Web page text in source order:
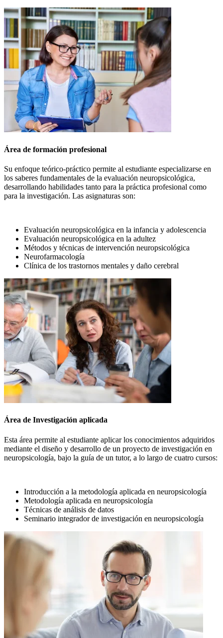
Área de formación profesional
Su enfoque teórico-práctico permite al estudiante especializarse en
los saberes fundamentales de la evaluación neuropsicológica,
desarrollando habilidades tanto para la práctica profesional como
para la investigación. Las asignaturas son:
Evaluación neuropsicológica en la infancia y adolescencia
Evaluación neuropsicológica en la adultez
Métodos y técnicas de intervención neuropsicológica
Neurofarmacología
Clínica de los trastornos mentales y daño cerebral
Área de Investigación aplicada
Esta área permite al estudiante aplicar los conocimientos adquiridos
mediante el diseño y desarrollo de un proyecto de investigación en
neuropsicología, bajo la guía de un tutor, a lo largo de cuatro cursos:
Introducción a la metodología aplicada en neuropsicología
Metodología aplicada en neuropsicología
Técnicas de análisis de datos
Seminario integrador de investigación en neuropsicología